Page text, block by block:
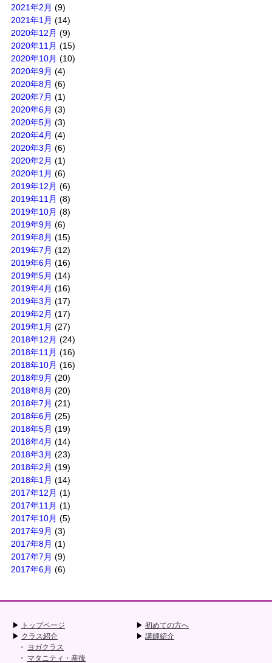
2021年2月 (9)
2021年1月 (14)
2020年12月 (9)
2020年11月 (15)
2020年10月 (10)
2020年9月 (4)
2020年8月 (6)
2020年7月 (1)
2020年6月 (3)
2020年5月 (3)
2020年4月 (4)
2020年3月 (6)
2020年2月 (1)
2020年1月 (6)
2019年12月 (6)
2019年11月 (8)
2019年10月 (8)
2019年9月 (6)
2019年8月 (15)
2019年7月 (12)
2019年6月 (16)
2019年5月 (14)
2019年4月 (16)
2019年3月 (17)
2019年2月 (17)
2019年1月 (27)
2018年12月 (24)
2018年11月 (16)
2018年10月 (16)
2018年9月 (20)
2018年8月 (20)
2018年7月 (21)
2018年6月 (25)
2018年5月 (19)
2018年4月 (14)
2018年3月 (23)
2018年2月 (19)
2018年1月 (14)
2017年12月 (1)
2017年11月 (1)
2017年10月 (5)
2017年9月 (3)
2017年8月 (1)
2017年7月 (9)
2017年6月 (6)
トップページ
初めての方へ
クラス紹介
ヨガクラス
マタニティ・産後
講師紹介